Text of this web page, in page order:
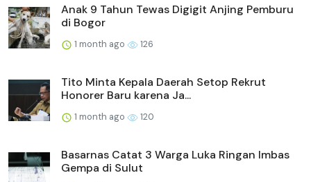
Anak 9 Tahun Tewas Digigit Anjing Pemburu
di Bogor
1 month ago 126
Tito Minta Kepala Daerah Setop Rekrut
Honorer Baru karena Ja...
1 month ago 120
Basarnas Catat 3 Warga Luka Ringan Imbas
Gempa di Sulut